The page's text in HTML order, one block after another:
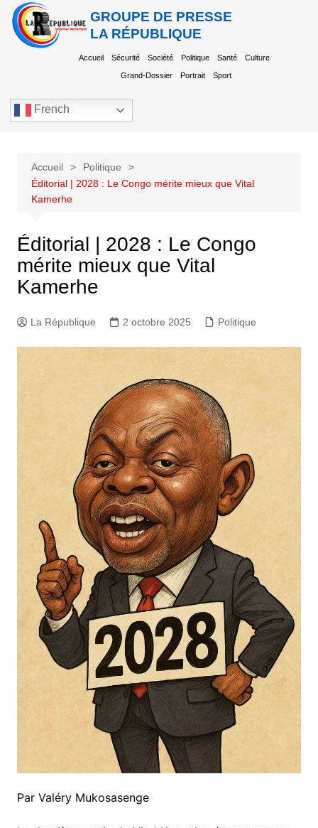
GROUPE DE PRESSE
LA RÉPUBLIQUE
Accueil Sécurité Société Politique Santé Culture
Grand-Dossier Portrait Sport
French
Accueil
Politique
Éditorial | 2028 : Le Congo mérite mieux que Vital
Kamerhe
Éditorial | 2028 : Le Congo
mérite mieux que Vital
Kamerhe
La République 2 octobre 2025 Politique
Par Valéry Mukosasenge